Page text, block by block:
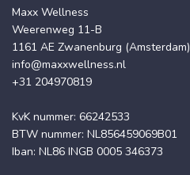
Maxx Wellness
Weerenweg 11-B
1161 AE Zwanenburg (Amsterdam)
info@maxxwellness.nl
+31 204970819
KvK nummer: 66242533
BTW nummer: NL856459069B01
Iban: NL86 INGB 0005 346373